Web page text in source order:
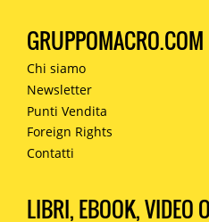
GRUPPOMACRO.COM
Chi siamo
Newsletter
Punti Vendita
Foreign Rights
Contatti
LIBRI, EBOOK, VIDEO